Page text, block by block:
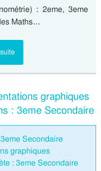
: 2eme, 3eme
Maths…
graphiques
: 3eme Secondaire
Secondaire
graphiques
: 3eme Secondaire